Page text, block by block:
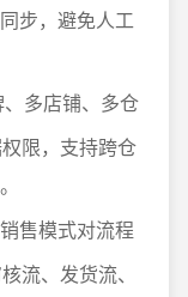
步，避免人工
多店铺、多仓
限，支持跨仓
售模式对流程
流、发货流、